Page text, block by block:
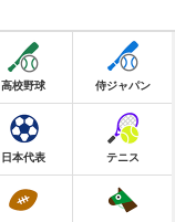
高校野球 侍ジャパン
日本代表 テニス